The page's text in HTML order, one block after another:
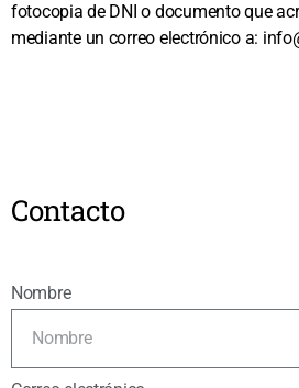
fotocopia de DNI o documento que
mediante un correo electrónico a:
Contacto
Nombre